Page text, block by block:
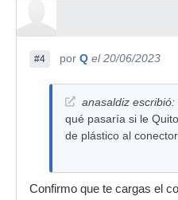
#4 por Q el 20/06/2023
anasaldiz escribió:
qué pasaría si le
de plástico al
Confirmo que te cargas el